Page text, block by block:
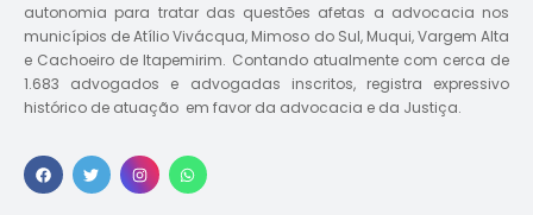
autonomia para tratar das questões afetas a advocacia nos
municípios de Atílio Vivácqua, Mimoso do Sul, Muqui, Vargem Alta
e Cachoeiro de Itapemirim. Contando atualmente com cerca de
1.683 advogados e advogadas inscritos, registra expressivo
histórico de atuação em favor da advocacia e da Justiça.